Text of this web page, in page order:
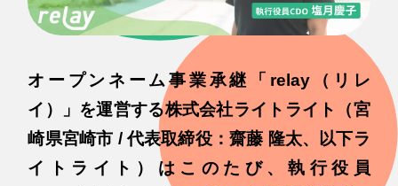
オープンネーム事業承継「relay（リレ
イ）」を運営する株式会社ライトライト（宮
崎県宮崎市 / 代表取締役：齋藤 隆太、以下ラ
イトライト）はこのたび、執行役員